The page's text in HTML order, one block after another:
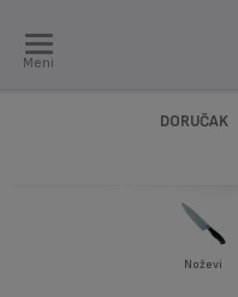
Meni
DORUČAK
Noževi